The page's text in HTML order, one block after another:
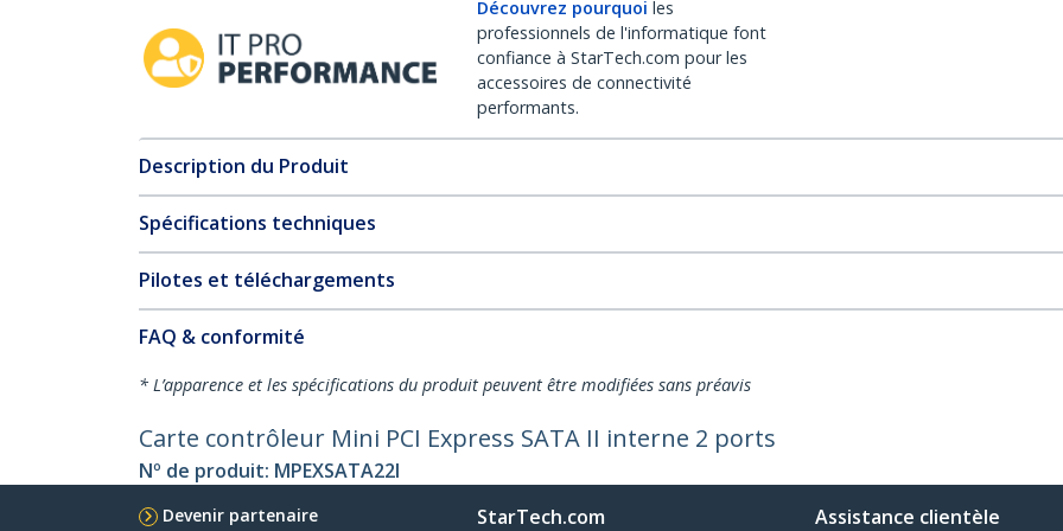
Découvrez pourquoi les
professionnels de l'informatique font
confiance à StarTech.com pour les
accessoires de connectivité
performants.
Description du Produit
Spécifications techniques
Pilotes et téléchargements
FAQ & conformité
* L’apparence et les spécifications du produit peuvent être modifiées sans préavis
Carte contrôleur Mini PCI Express SATA II interne 2 ports
Nº de produit: MPEXSATA22I
Devenir partenaire
StarTech.com Assistance clientèle